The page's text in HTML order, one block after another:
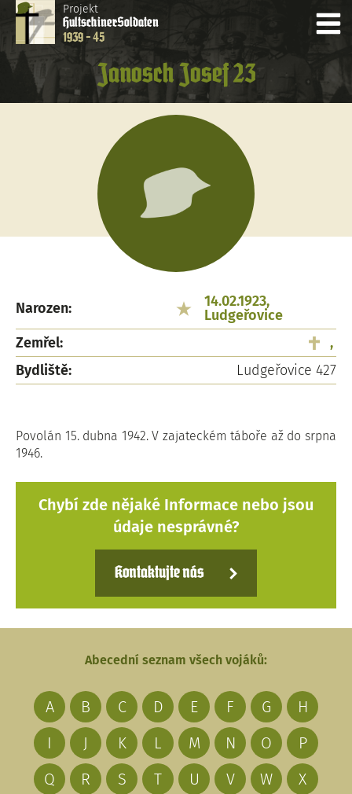
Projekt
HultschinerSoldaten
1939 - 45
Janosch Josef 23
Narozen:
14.02.1923,
Ludgeřovice
Zemřel:
,
Bydliště:
Ludgeřovice 427
Povolán 15. dubna 1942. V zajateckém táboře až do srpna
1946.
Chybí zde nějaké Informace nebo jsou
údaje nesprávné?
Kontaktujte nás
Abecední seznam všech vojáků:
A B C D E F G
H
I
J K L M N O
P
Q
R S T U V W
X